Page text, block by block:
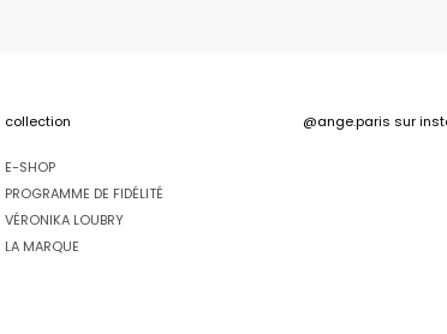
collection
E-SHOP
PROGRAMME DE FIDÉLITÉ
VÉRONIKA LOUBRY
LA MARQUE
@ange.paris sur